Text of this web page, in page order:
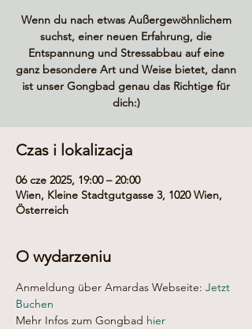
Wenn du nach etwas Außergewöhnlichem
suchst, einer neuen Erfahrung, die
Entspannung und Stressabbau auf eine
ganz besondere Art und Weise bietet, dann
ist unser Gongbad genau das Richtige für
dich:)
Czas i lokalizacja
06 cze 2025, 19:00 – 20:00
Wien, Kleine Stadtgutgasse 3, 1020 Wien,
Österreich
O wydarzeniu
Anmeldung über Amardas Webseite: Jetzt
Buchen
Mehr Infos zum Gongbad hier